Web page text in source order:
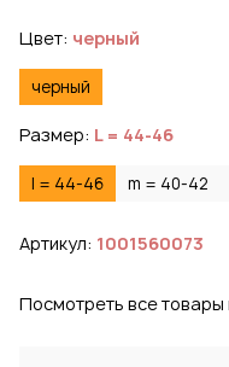
Цвет: черный
черный
Размер: L = 44-46
l = 44-46 m = 40-42
Артикул: 1001560073
Посмотреть все товары